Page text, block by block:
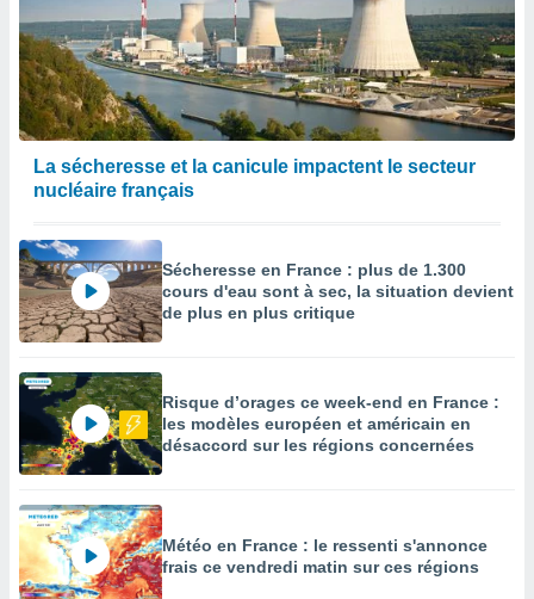
La sécheresse et la canicule impactent le secteur
nucléaire français
Sécheresse en France : plus de 1.300
cours d'eau sont à sec, la situation devient
de plus en plus critique
Risque d’orages ce week-end en France :
les modèles européen et américain en
désaccord sur les régions concernées
Météo en France : le ressenti s'annonce
frais ce vendredi matin sur ces régions